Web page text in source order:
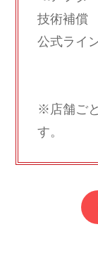
技術補償
公式ライ
※店舗ご
す。